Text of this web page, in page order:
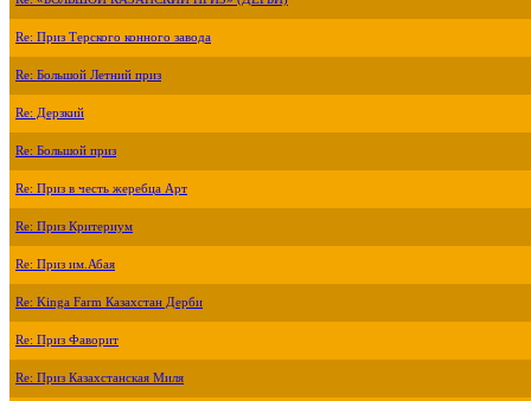
Re: Приз Терского конного завода
Re: Большой Летний приз
Re: Дерзкий
Re: Большой приз
Re: Приз в честь жеребца Арт
Re: Приз Критериум
Re: Приз им.Абая
Re: Kinga Farm Казахстан Дерби
Re: Приз Фаворит
Re: Приз Казахстанская Миля